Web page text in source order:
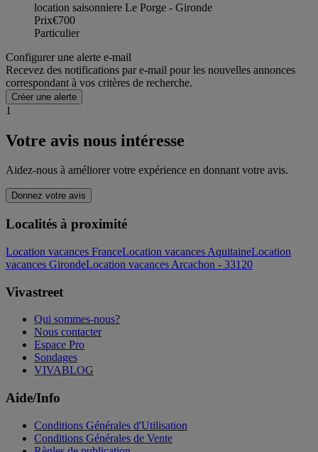
location saisonniere Le Porge - Gironde
Prix€700
Particulier
Configurer une alerte e-mail
Recevez des notifications par e-mail pour les nouvelles annonces
correspondant à vos critères de recherche.
Créer une alerte
1
Votre avis nous intéresse
Aidez-nous à améliorer votre expérience en donnant votre avis.
Donnez votre avis
Localités à proximité
Location vacances FranceLocation vacances AquitaineLocation
vacances GirondeLocation vacances Arcachon - 33120
Vivastreet
Qui sommes-nous?
Nous contacter
Espace Pro
Sondages
VIVABLOG
Aide/Info
Conditions Générales d'Utilisation
Conditions Générales de Vente